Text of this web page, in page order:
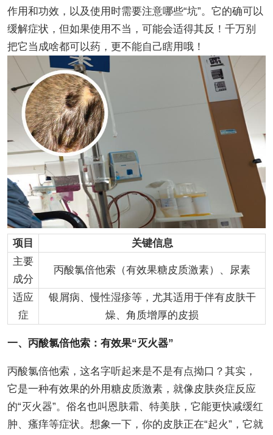
作用和功效，以及使用时需要注意哪些“坑”。它的确可以
缓解症状，但如果使用不当，可能会适得其反！千万别
把它当成啥都可以药，更不能自己瞎用哦！
项目
关键信息
主要
成分
丙酸氯倍他索（有效果糖皮质激素）、尿素
适应
症
银屑病、慢性湿疹等，尤其适用于伴有皮肤干
燥、角质增厚的皮损
一、丙酸氯倍他索：有效果“灭火器”
丙酸氯倍他索，这名字听起来是不是有点拗口？其实，
它是一种有效果的外用糖皮质激素，就像皮肤炎症反应
的“灭火器”。俗名也叫恩肤霜、特美肤，它能更快减缓红
肿、瘙痒等症状。想象一下，你的皮肤正在“起火”，它就